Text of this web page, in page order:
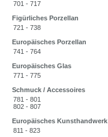
701 - 717
Figürliches Porzellan
721 - 738
Europäisches Porzellan
741 - 764
Europäisches Glas
771 - 775
Schmuck / Accessoires
781 - 801
802 - 807
Europäisches Kunsthandwerk
811 - 823